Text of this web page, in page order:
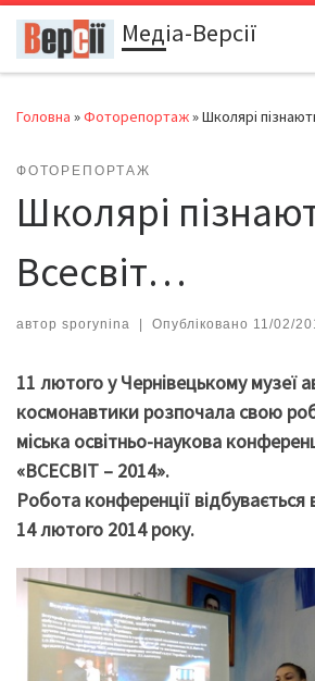
Перейти до вмістуМедіа-Версії
Головна »Фоторепортаж»Школярі
ФОТОРЕПОРТАЖ
Школярі
Всесвіт…
автор sporynina | Опубліковано 11/02/
11 лютого у Чернівецькому музеї
космонавтики розпочала свою
міська освітньо-наукова
«ВСЕСВІТ – 2014».
Робота конференції
14 лютого 2014 року.